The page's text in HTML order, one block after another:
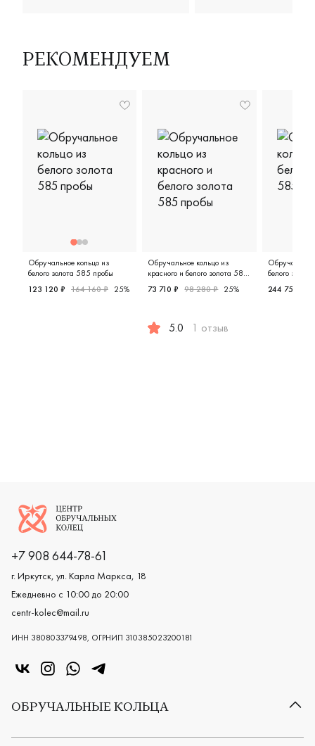
чувствовалось, что им
ушли довольными.
РЕКОМЕНДУЕМ
Обручальное кольцо из
белого золота 585 пробы
Женские, мужские, парные, белое золото 585 пробы,
123 120 ₽ 164 160 ₽ 25%
Обручальное кольцо из
красного и белого золота 585
пробы
73 710 ₽ 98 280 ₽ 25%
5.0 1 отзыв
белого
244 755 ₽
Логотип компании
+7 908 644-78-61
г. Иркутск, ул. Карла Маркса, 18
Ежедневно с 10:00 до 20:00
centr-kolec@mail.ru
ИНН 380803379498, ОГРНИП 310385023200181
«Центр колец» в VK
«Центр колец» в Instagram
«Центр колец» в Whatsapp
«Центр колец» в Telegram
ОБРУЧАЛЬНЫЕ КОЛЬЦА
Все обручальные кольца